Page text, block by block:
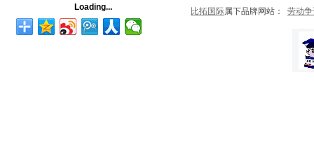
Loading...
比拓国际属下品牌网站： 劳动